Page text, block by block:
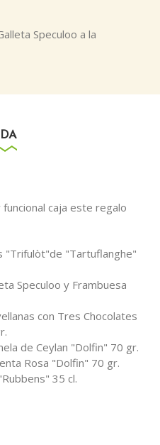
Speculoo a la
caja este regalo
"Trifulòt"de "Tartuflanghe"
Speculoo y Frambuesa
con Tres Chocolates
de Ceylan "Dolfin" 70 gr.
Rosa "Dolfin" 70 gr.
35 cl.